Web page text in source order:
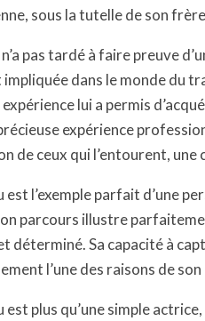
sous la tutelle de son
n’a pas tardé à faire preuve
impliquée dans le monde du
lui a permis
expérience
de ceux qui l’entourent,
est l’exemple parfait d’une
parcours illustre
déterminé. Sa capacité à
l’une des raisons de
est plus qu’une simple